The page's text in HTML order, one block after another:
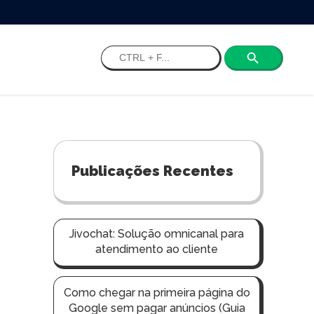
Search
Publicações Recentes
Jivochat: Solução omnicanal para
atendimento ao cliente
Como chegar na primeira página do
Google sem pagar anúncios (Guia